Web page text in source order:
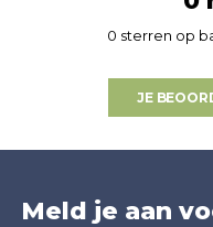
0 sterren op
JE
Meld je aan